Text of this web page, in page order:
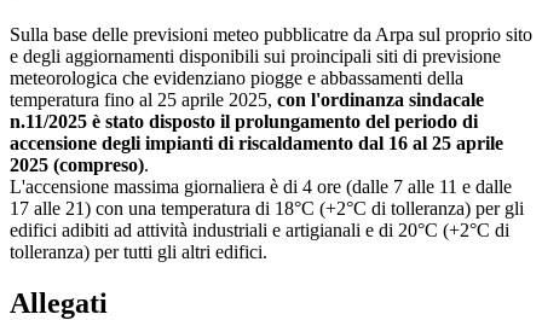
Sulla base delle previsioni meteo pubblicatre da Arpa sul proprio sito
e degli aggiornamenti disponibili sui proincipali siti di previsione
meteorologica che evidenziano piogge e abbassamenti della
temperatura fino al 25 aprile 2025, con l'ordinanza sindacale
n.11/2025 è stato disposto il prolungamento del periodo di
accensione degli impianti di riscaldamento dal 16 al 25 aprile
2025 (compreso).
L'accensione massima giornaliera è di 4 ore (dalle 7 alle 11 e dalle
17 alle 21) con una temperatura di 18°C (+2°C di tolleranza) per gli
edifici adibiti ad attività industriali e artigianali e di 20°C (+2°C di
tolleranza) per tutti gli altri edifici.
Allegati